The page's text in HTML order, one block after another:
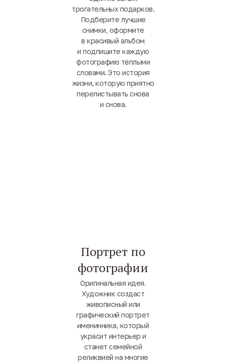
трогательных подарков.
Подберите лучшие
снимки, оформите
в красивый альбом
и подпишите каждую
фотографию тёплыми
словами. Это история
жизни, которую приятно
перелистывать снова
и снова.
Портрет по
фотографии
Оригинальная идея.
Художник создаст
живописный или
графический портрет
именинника, который
украсит интерьер и
станет семейной
реликвией на многие